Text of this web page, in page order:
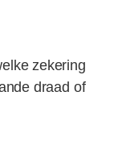
zekering
draad of